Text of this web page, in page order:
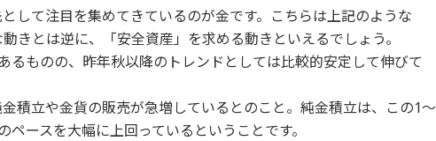
して注目を集めてきているのが金です。こちらは上記のような
きとは逆に、「安全資産」を求める動きといえるでしょう。
るものの、昨年秋以降のトレンドとしては比較的安定して伸びて
金積立や金貨の販売が急増しているとのこと。純金積立は、この1～
ースを大幅に上回っているということです。